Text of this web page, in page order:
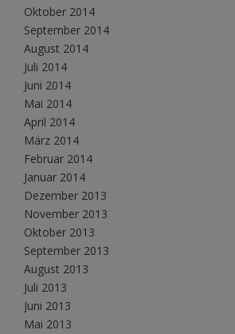
Oktober 2014
September 2014
August 2014
Juli 2014
Juni 2014
Mai 2014
April 2014
März 2014
Februar 2014
Januar 2014
Dezember 2013
November 2013
Oktober 2013
September 2013
August 2013
Juli 2013
Juni 2013
Mai 2013